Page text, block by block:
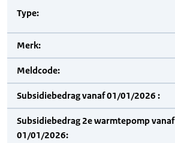
Type:
Merk:
Meldcode:
Subsidiebedrag vanaf 01/01/2026 :
Subsidiebedrag 2e warmtepomp vanaf
01/01/2026: